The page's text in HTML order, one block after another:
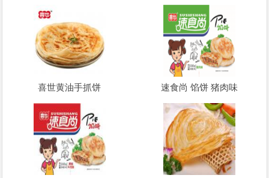
喜世黄油手抓饼 速食尚 馅饼 猪肉味